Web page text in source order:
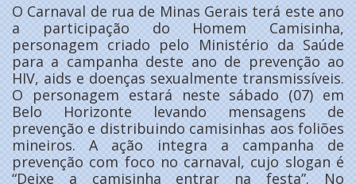
O Carnaval de rua de Minas Gerais terá este ano
a participação do Homem Camisinha,
personagem criado pelo Ministério da Saúde
para a campanha deste ano de prevenção ao
HIV, aids e doenças sexualmente transmissíveis.
O personagem estará neste sábado (07) em
Belo Horizonte levando mensagens de
prevenção e distribuindo camisinhas aos foliões
mineiros. A ação integra a campanha de
prevenção com foco no carnaval, cujo slogan é
“Deixe a camisinha entrar na festa”. No